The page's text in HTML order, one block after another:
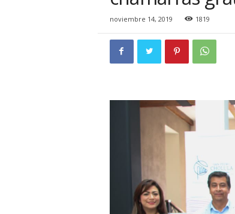
noviembre 14, 2019 1819